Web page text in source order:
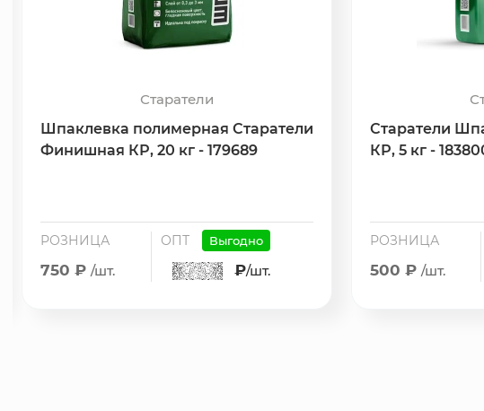
Старатели
Шпаклевка полимерная Старатели
Финишная КР, 20 кг - 179689
РОЗНИЦА
750 ₽ /шт.
ОПТ Выгодно
₽/шт.
Старатели
КР, 5 кг -
РОЗНИЦА
500 ₽ /шт.